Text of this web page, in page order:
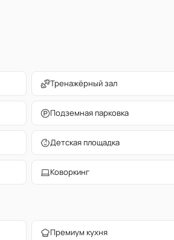
Тренажёрный зал
Подземная парковка
Детская площадка
Коворкинг
Премиум кухня